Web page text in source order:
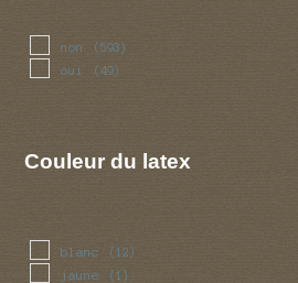
non (593)
oui (49)
Couleur du latex
blanc (12)
jaune (1)